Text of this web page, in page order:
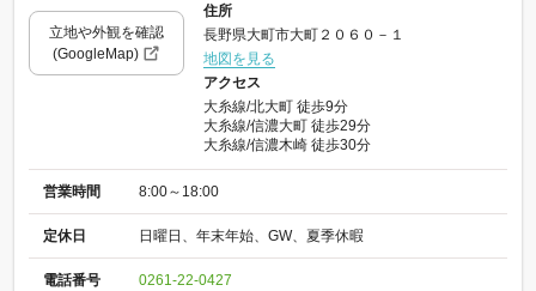
立地や外観を確認
(GoogleMap)
住所
長野県大町市大町２０６０－１
地図を見る
アクセス
大糸線/北大町 徒歩9分
大糸線/信濃大町 徒歩29分
大糸線/信濃木崎 徒歩30分
営業時間 8:00～18:00
定休日 日曜日、年末年始、GW、夏季休暇
電話番号 0261-22-0427